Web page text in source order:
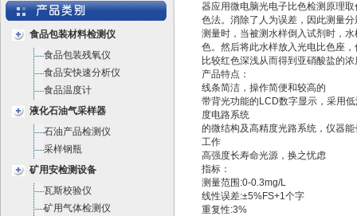
食品包装材料检测仪
食品包装残氧仪
食品安快速分析仪
食品温度计
液化石油气采样器
石油产品检测仪
采样钢瓶
矿用安检测设备
瓦斯校验仪
矿用气体检测仪
器应用微电脑光电子比色检测原理取
色法。消除了人为误差，因此测量分
测量时，当被测水样倒入试剂时，水
色。然后将此水样放入光电比色座，
比较红色深浅从而得到亚硝酸盐的浓
产品特点：
线条简洁，操作简便和较高的
带背光功能的LCD数字显示，采用
度电路系统
的微结构及高精度光路系统，仪器能
工作
高强度长寿命光源，换之忧虑
指标：
测量范围:0-0.3mg/L
线性误差:±5%FS+1个字
重复性:3%